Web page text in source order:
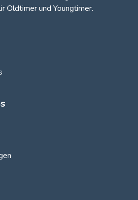
Oldtimer und Youngtimer.